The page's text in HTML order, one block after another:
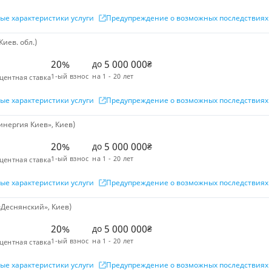
характеристики услуги Предупреждение о возможных последствиях
обл.)
ставка
20%
1-ый взнос
до 5 000 000₴
на 1 - 20 лет
характеристики услуги Предупреждение о возможных последствиях
Киев», Киев)
ставка
20%
1-ый взнос
до 5 000 000₴
на 1 - 20 лет
характеристики услуги Предупреждение о возможных последствиях
Киев)
ставка
20%
1-ый взнос
до 5 000 000₴
на 1 - 20 лет
характеристики услуги Предупреждение о возможных последствиях